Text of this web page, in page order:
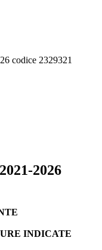
codice 2329321
2026
INDICATE